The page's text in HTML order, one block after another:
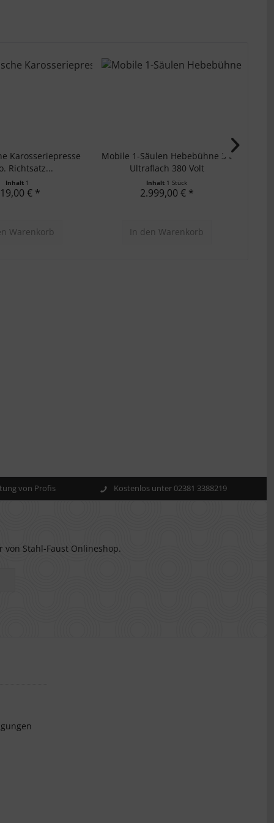
Karosseriepresse
Richtsatz...
Inhalt 1
€ *
Warenkorb
Mobile 1-Säulen Hebebühne 3 t
Ultraflach 380 Volt
Inhalt 1 Stück
2.999,00 € *
In den Warenkorb
von Profis Kostenlos unter 02381 3388219
Stahl-Faust Onlineshop.